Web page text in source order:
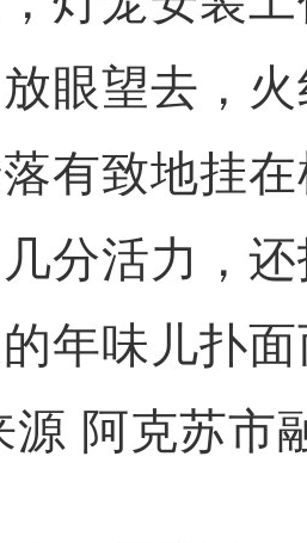
眼望去，
有致地挂
分活力，
年味儿扑
源 阿克苏市